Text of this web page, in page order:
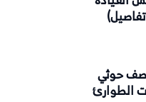
في قصف حوثي
الطوارئ